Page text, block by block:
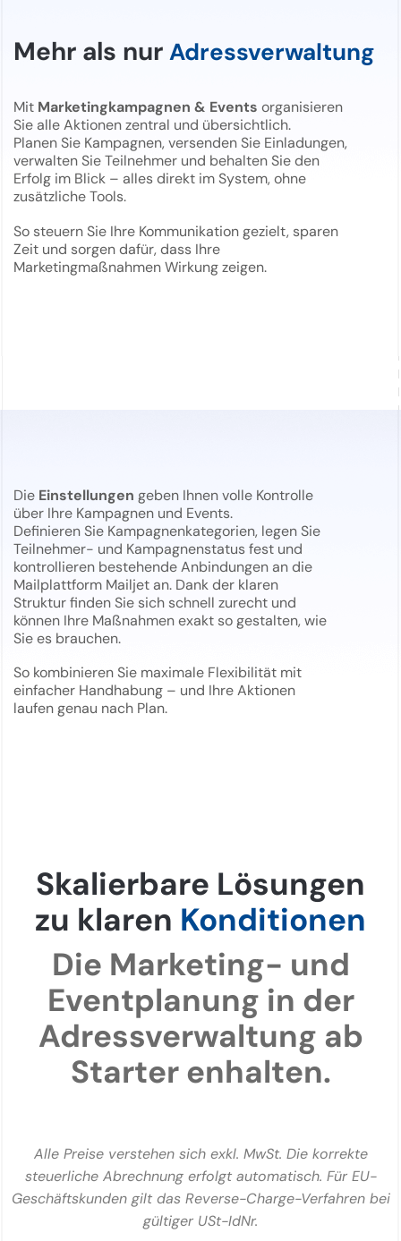
Mehr als nur Adressverwaltung
Mit Marketingkampagnen & Events organisieren
Sie alle Aktionen zentral und übersichtlich.
Planen Sie Kampagnen, versenden Sie Einladungen,
verwalten Sie Teilnehmer und behalten Sie den
Erfolg im Blick – alles direkt im System, ohne
zusätzliche Tools.
So steuern Sie Ihre Kommunikation gezielt, sparen
Zeit und sorgen dafür, dass Ihre
Marketingmaßnahmen Wirkung zeigen.
Die Einstellungen geben Ihnen volle Kontrolle
über Ihre Kampagnen und Events.
Definieren Sie Kampagnenkategorien, legen Sie
Teilnehmer- und Kampagnenstatus fest und
kontrollieren bestehende Anbindungen an die
Mailplattform Mailjet an. Dank der klaren
Struktur finden Sie sich schnell zurecht und
können Ihre Maßnahmen exakt so gestalten, wie
Sie es brauchen.
So kombinieren Sie maximale Flexibilität mit
einfacher Handhabung – und Ihre Aktionen
laufen genau nach Plan.
Skalierbare Lösungen
zu klaren Konditionen
Die Marketing- und
Eventplanung in der
Adressverwaltung ab
Starter enhalten.
Alle Preise verstehen sich exkl. MwSt. Die korrekte
steuerliche Abrechnung erfolgt automatisch. Für EU-
Geschäftskunden gilt das Reverse-Charge-Verfahren bei
gültiger USt-IdNr.